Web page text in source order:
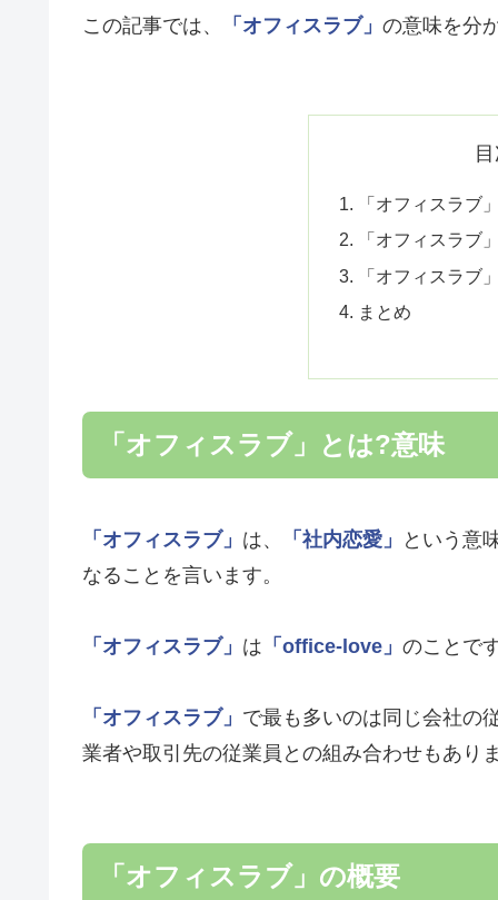
この記事では、 「オフィスラブ」 の意味を分
「オフィスラブ
「オフィスラブ
「オフィスラブ
まとめ
「オフィスラブ」とは?意味
「オフィスラブ」 は、 「社内恋愛」
という意
なることを言います。
「オフィスラブ」 は 「office-love」 のことで
「オフィスラブ」 で最も多いのは同じ会社の
業者や取引先の従業員との組み合わせもあり
「オフィスラブ」の概要